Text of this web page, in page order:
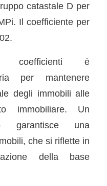
catastale D per
Il coefficiente per
coefficienti è
per mantenere
degli immobili alle
immobiliare. Un
garantisce una
che si riflette in
della base